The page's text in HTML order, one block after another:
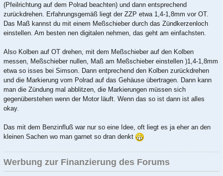
(Pfeilrichtung auf dem Polrad beachten) und dann entsprechend
zurückdrehen. Erfahrungsgemäß liegt der ZZP etwa 1,4-1,8mm vor OT.
Das Maß kannst du mit einem Meßschieber durch das Zündkerzenloch
einstellen. Am besten nen digitalen nehmen, das geht am einfachsten.
Also Kolben auf OT drehen, mit dem Meßschieber auf den Kolben
messen, Meßschieber nullen, Maß am Meßschieber einstellen )1,4-1,8mm
etwa so isses bei Simson. Dann entprechend den Kolben zurückdrehen
und die Markierung vom Polrad auf das Gehäuse übertragen. Dann kann
man die Zündung mal abblitzen, die Markierungen müssen sich
gegenüberstehen wenn der Motor läuft. Wenn das so ist dann ist alles
okay.
Das mit dem Benzinfluß war nur so eine Idee, oft liegt es ja eher an den
kleinen Sachen wo man garnet so dran denkt
Werbung zur Finanzierung des Forums